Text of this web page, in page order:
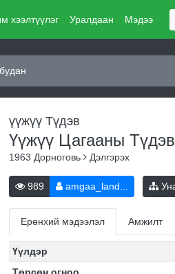
хээлтүүлэг Уралдаан Мэдээ
үүжүү Түдэв
Үүжүү Цагааны
1963 Дорноговь Дэлгэрэх
989 amgaa_land...
Ерөнхий мэдээлэл Амжилт
Үүлдэр